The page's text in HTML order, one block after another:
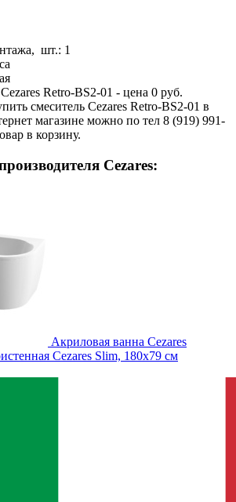
шт.: 1
Retro-BS2-01 - цена 0 руб.
смеситель Cezares Retro-BS2-01 в
магазине можно по тел 8 (919) 991-
в корзину.
Cezares:
Акриловая ванна Cezares
Cezares Slim, 180x79 см